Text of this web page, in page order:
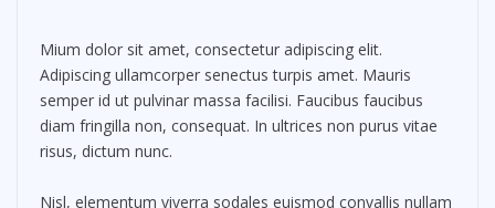
Mium dolor sit amet, consectetur adipiscing elit.
Adipiscing ullamcorper senectus turpis amet. Mauris
semper id ut pulvinar massa facilisi. Faucibus faucibus
diam fringilla non, consequat. In ultrices non purus vitae
risus, dictum nunc.
Nisl, elementum viverra sodales euismod convallis nullam